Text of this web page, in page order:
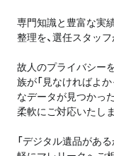
専門知識と豊富な実
整理を、選任スタッ
故人のプライバシー
族が「見なければよ
なデータが見つかっ
柔軟にご対応いたしま
「デジタル遺品があ